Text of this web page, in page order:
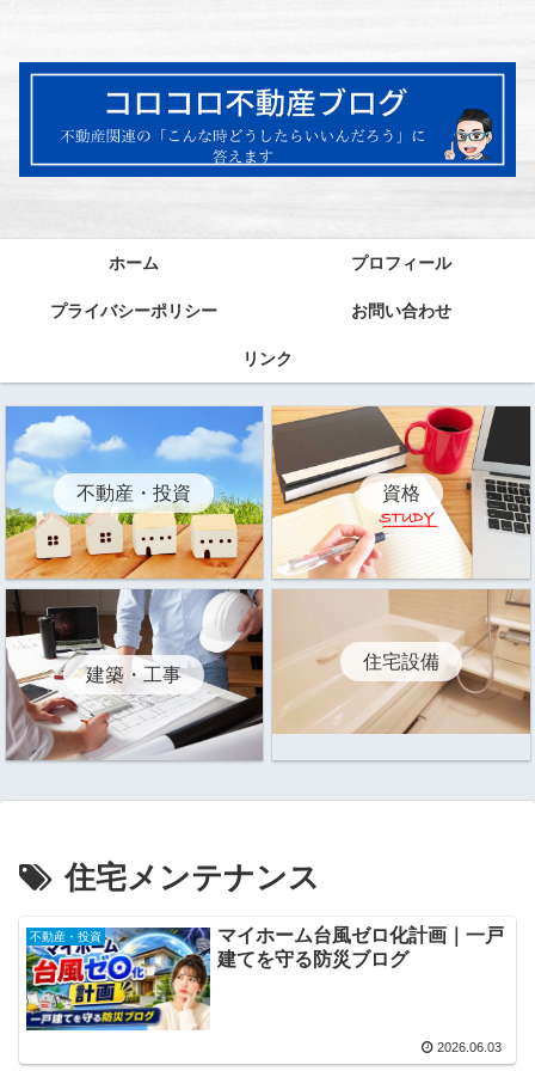
ホーム プロフィール
プライバシーポリシー お問い合わせ
リンク
不動産・投資 資格
建築・工事
住宅設備
住宅メンテナンス
不動産・投資
マイホーム台風ゼロ化計画｜一戸
建てを守る防災ブログ
2026.06.03